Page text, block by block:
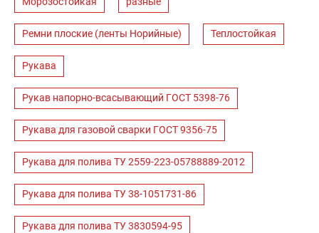
Ремни плоские (ленты Норийные) Теплостойкая
Рукава
Рукав напорно-всасывающий ГОСТ 5398-76
Рукава для газовой сварки ГОСТ 9356-75
Рукава для полива ТУ 2559-223-05788889-2012
Рукава для полива ТУ 38-1051731-86
Рукава для полива ТУ 3830594-95